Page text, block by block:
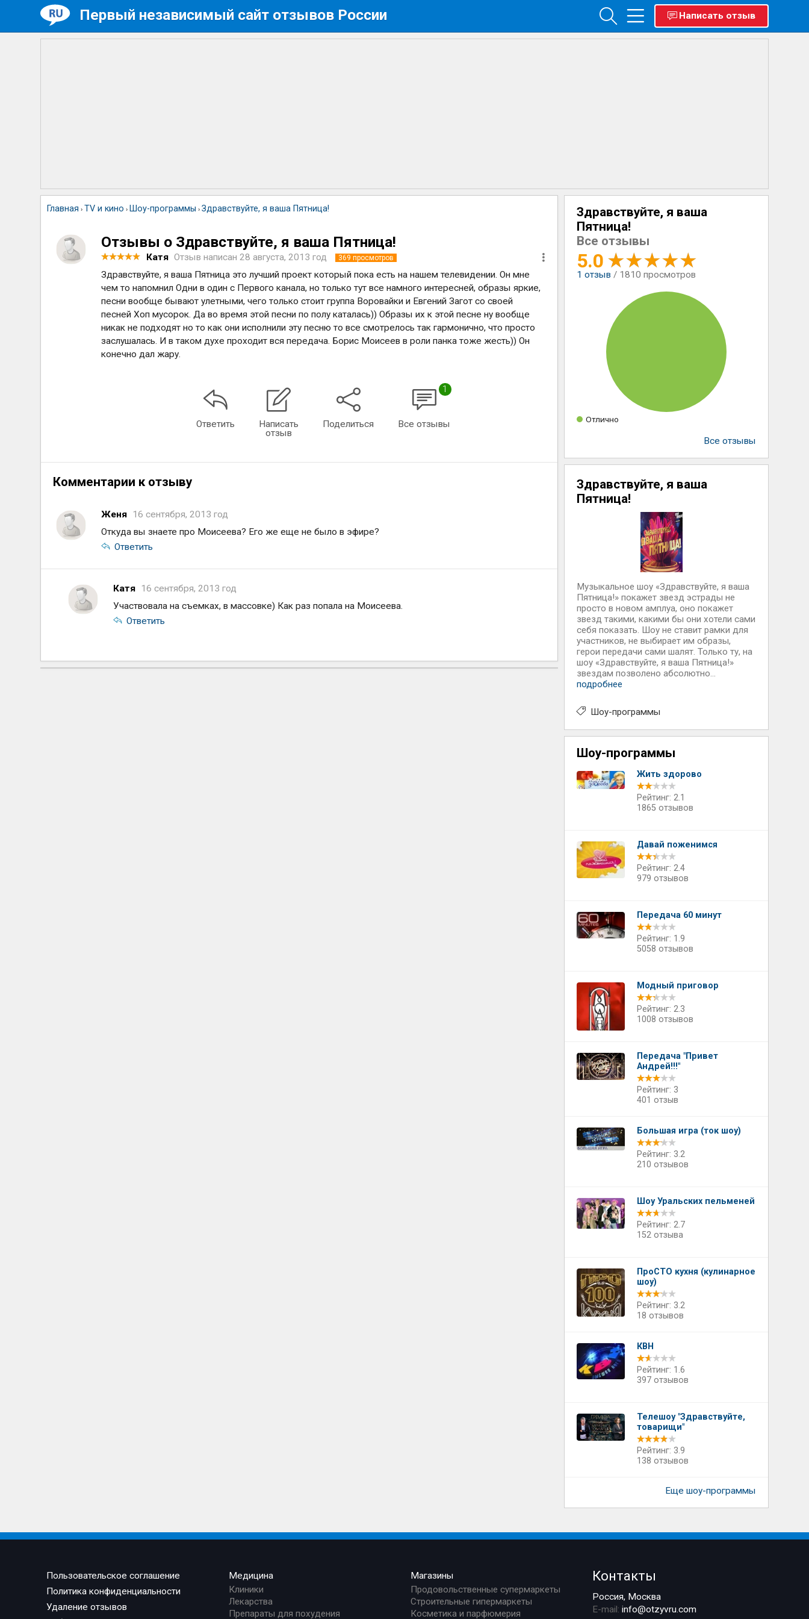
Первый независимый сайт отзывов России Написать отзыв
Главная › TV и кино › Шоу-программы ›Здравствуйте, я ваша Пятница!
Отзывы о Здравствуйте, я ваша Пятница!
Катя Отзыв написан28 августа, 2013 год 369 просмотров
Здравствуйте, я ваша Пятница это лучший проект который пока есть на нашем телевидении. Он мне
чем то напомнил Одни в один с Первого канала, но только тут все намного интересней, образы яркие,
песни вообще бывают улетными, чего только стоит группа Воровайки и Евгений Загот со своей
песней Хоп мусорок. Да во время этой песни по полу каталась)) Образы их к этой песне ну вообще
никак не подходят но то как они исполнили эту песню то все смотрелось так гармонично, что просто
заслушалаcь. И в таком духе проходит вся передача. Борис Моисеев в роли панка тоже жесть)) Он
конечно дал жару.
Ответить
Написать
отзыв
Поделиться
1
Все отзывы
Комментарии к отзыву
Женя
16 сентября, 2013 год
Откуда вы знаете про Моисеева? Его же еще не было в эфире?
Ответить
Катя
16 сентября, 2013 год
Участвовала на съемках, в массовке) Как раз попала на Моисеева.
Ответить
Здравствуйте, я ваша
Пятница!
Все отзывы
5.0
1 отзыв / 1810 просмотров
Отлично
Все отзывы
Здравствуйте, я ваша
Пятница!
Музыкальное шоу «Здравствуйте, я ваша
Пятница!» покажет звезд эстрады не
просто в новом амплуа, оно покажет
звезд такими, какими бы они хотели сами
себя показать. Шоу не ставит рамки для
участников, не выбирает им образы,
герои передачи сами шалят. Только ту, на
шоу «Здравствуйте, я ваша Пятница!»
звездам позволено абсолютно...
подробнее
Шоу-программы
Шоу-программы
Жить здорово
Рейтинг: 2.1
1865 отзывов
Давай поженимся
Рейтинг: 2.4
979 отзывов
Передача 60 минут
Рейтинг: 1.9
5058 отзывов
Модный приговор
Рейтинг: 2.3
1008 отзывов
Передача "Привет
Андрей!!!"
Рейтинг: 3
401 отзыв
Большая игра (ток шоу)
Рейтинг: 3.2
210 отзывов
Шоу Уральских пельменей
Рейтинг: 2.7
152 отзыва
ПроСТО кухня (кулинарное
шоу)
Рейтинг: 3.2
18 отзывов
КВН
Рейтинг: 1.6
397 отзывов
Телешоу "Здравствуйте,
товарищи"
Рейтинг: 3.9
138 отзывов
Еще шоу-программы
Пользовательское соглашение
Политика конфиденциальности
Удаление отзывов
Медицина
Клиники
Лекарства
Препараты для похудения
Магазины
Продовольственные супермаркеты
Строительные гипермаркеты
Косметика и парфюмерия
Контакты
Россия, Москва
E-mail:info@otzyvru.com